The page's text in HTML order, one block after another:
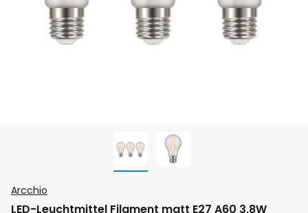
Anfang
Arcchio
LED-Leuchtmittel Filament matt E27 A60 3,8W